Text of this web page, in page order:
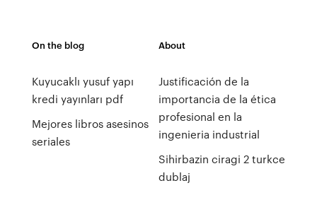
On the blog
Kuyucaklı yusuf yapı
kredi yayınları pdf
Mejores libros asesinos
seriales
About
Justificación de la
importancia de la ética
profesional en la
ingenieria industrial
Sihirbazin ciragi 2 turkce
dublaj